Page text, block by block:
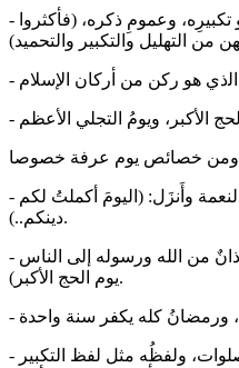
- فيها شَرع الله الجهرَ والجَأرَ بحمده و تكبيرِه، وعمومِ ذكره، (فأكثروا
- أن الله أكمل فيه الدين وأتمَّ النعمة وأَنزَل: (اليومَ أكملتُ لكم
دينكم..).
- وفي مناسبته قال الله تعالى: (وأَذانٌ من الله ورسوله إلى الناس
يوم الحج الأكبر).
- منه يبدأ التكبير المقيَّد بما بعد الصلوات، ولفظُه مثل لفظ التكبير